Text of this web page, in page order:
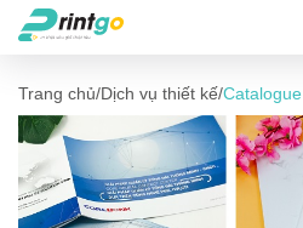
Trang chủ/Dịch vụ thiết kế/Catalogue